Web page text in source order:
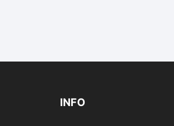
INFO